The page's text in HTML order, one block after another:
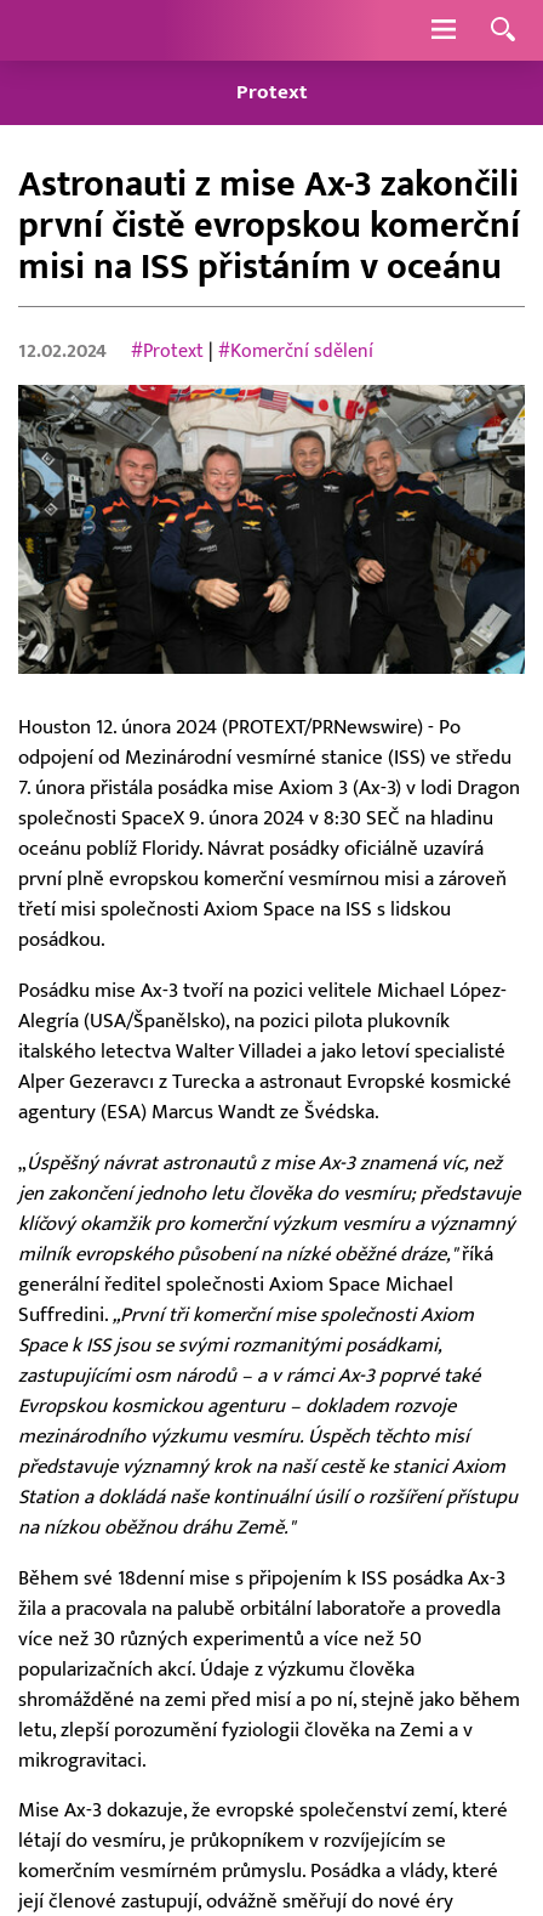
Navigace
Protext
Astronauti z mise Ax-3 zakončili
první čistě evropskou komerční
misi na ISS přistáním v oceánu
12.02.2024 #Protext |#Komerční sdělení
Houston 12. února 2024 (PROTEXT/PRNewswire) - Po
odpojení od Mezinárodní vesmírné stanice (ISS) ve středu
7. února přistála posádka mise Axiom 3 (Ax-3) v lodi Dragon
společnosti SpaceX 9. února 2024 v 8:30 SEČ na hladinu
oceánu poblíž Floridy. Návrat posádky oficiálně uzavírá
první plně evropskou komerční vesmírnou misi a zároveň
třetí misi společnosti Axiom Space na ISS s lidskou
posádkou.
Posádku mise Ax-3 tvoří na pozici velitele Michael López-
Alegría (USA/Španělsko), na pozici pilota plukovník
italského letectva Walter Villadei a jako letoví specialisté
Alper Gezeravcı z Turecka a astronaut Evropské kosmické
agentury (ESA) Marcus Wandt ze Švédska.
„Úspěšný návrat astronautů z mise Ax-3 znamená víc, než
jen zakončení jednoho letu člověka do vesmíru; představuje
klíčový okamžik pro komerční výzkum vesmíru a významný
milník evropského působení na nízké oběžné dráze,"říká
generální ředitel společnosti Axiom Space Michael
Suffredini. „První tři komerční mise společnosti Axiom
Space k ISS jsou se svými rozmanitými posádkami,
zastupujícími osm národů – a v rámci Ax-3 poprvé také
Evropskou kosmickou agenturu – dokladem rozvoje
mezinárodního výzkumu vesmíru. Úspěch těchto misí
představuje významný krok na naší cestě ke stanici Axiom
Station a dokládá naše kontinuální úsilí o rozšíření přístupu
na nízkou oběžnou dráhu Země."
Během své 18denní mise s připojením k ISS posádka Ax-3
žila a pracovala na palubě orbitální laboratoře a provedla
více než 30 různých experimentů a více než 50
popularizačních akcí. Údaje z výzkumu člověka
shromážděné na zemi před misí a po ní, stejně jako během
letu, zlepší porozumění fyziologii člověka na Zemi a v
mikrogravitaci.
Mise Ax-3 dokazuje, že evropské společenství zemí, které
létají do vesmíru, je průkopníkem v rozvíjejícím se
komerčním vesmírném průmyslu. Posádka a vlády, které
její členové zastupují, odvážně směřují do nové éry